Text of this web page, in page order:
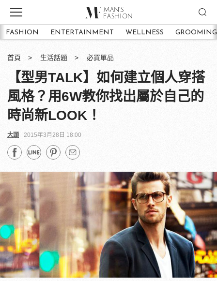
FASHION ENTERTAINMENT WELLNESS GROOMING
首頁 生活話題 必買單品
【型男TALK】如何建立個人穿搭
風格？用6W教你找出屬於自己的
時尚新LOOK！
大頭 2015年3月28日 18:00